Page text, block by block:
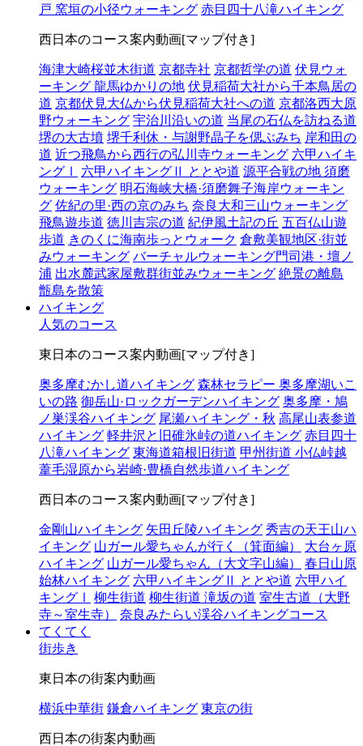
戸 窯垣の小径ウォーキング 赤目四十八滝ハイキング
西日本のコース案内動画[マップ付き]
海津大崎桜並木街道 京都寺社 京都哲学の道 伏見ウォ
ーキング 龍馬ゆかりの地 伏見稲荷大社から千本鳥居の
道 京都伏見大仏から伏見稲荷大社への道 京都洛西大原
野ウォーキング 宇治川沿いの道 当尾の石仏を訪ねる道
堺の大古墳 堺千利休・与謝野晶子を偲ぶみち 岸和田の
道 近つ飛鳥から西行の弘川寺ウォーキング 六甲ハイキ
ングⅠ
六甲ハイキングⅡ ととや道 源平合戦の地 須磨
ウォーキング 明石海峡大橋·須磨舞子海岸ウォーキン
グ 佐紀の里·西の京のみち 奈良大和三山ウォーキング
飛鳥遊歩道 徳川吉宗の道 紀伊風土記の丘 五百仏山遊
歩道 きのくに海南歩っとウォーク 倉敷美観地区·街並
みウォーキング バーチャルウォーキング門司港・壇ノ
浦 出水麓武家屋敷群街並みウォーキング 絶景の離島
甑島を散策
ハイキング
人気のコース
東日本のコース案内動画[マップ付き]
奥多摩むかし道ハイキング 森林セラピー 奥多摩湖いこ
いの路 御岳山·ロックガーデンハイキング 奥多摩・鳩
ノ巣渓谷ハイキング 尾瀬ハイキング・秋 高尾山表参道
ハイキング 軽井沢と旧碓氷峠の道ハイキング 赤目四十
八滝ハイキング 東海道箱根旧街道 甲州街道 小仏峠越
葦毛湿原から岩崎·豊橋自然歩道ハイキング
西日本のコース案内動画[マップ付き]
金剛山ハイキング 矢田丘陵ハイキング 秀吉の天王山ハ
イキング 山ガール愛ちゃんが行く（箕面編）
大台ヶ原
ハイキング 山ガール愛ちゃん（大文字山編）
春日山原
始林ハイキング 六甲ハイキングⅡ ととや道 六甲ハイ
キングⅠ
柳生街道 柳生街道 滝坂の道 室生古道（大野
寺～室生寺）
奈良みたらい渓谷ハイキングコース
てくてく
街歩き
東日本の街案内動画
横浜中華街 鎌倉ハイキング 東京の街
西日本の街案内動画